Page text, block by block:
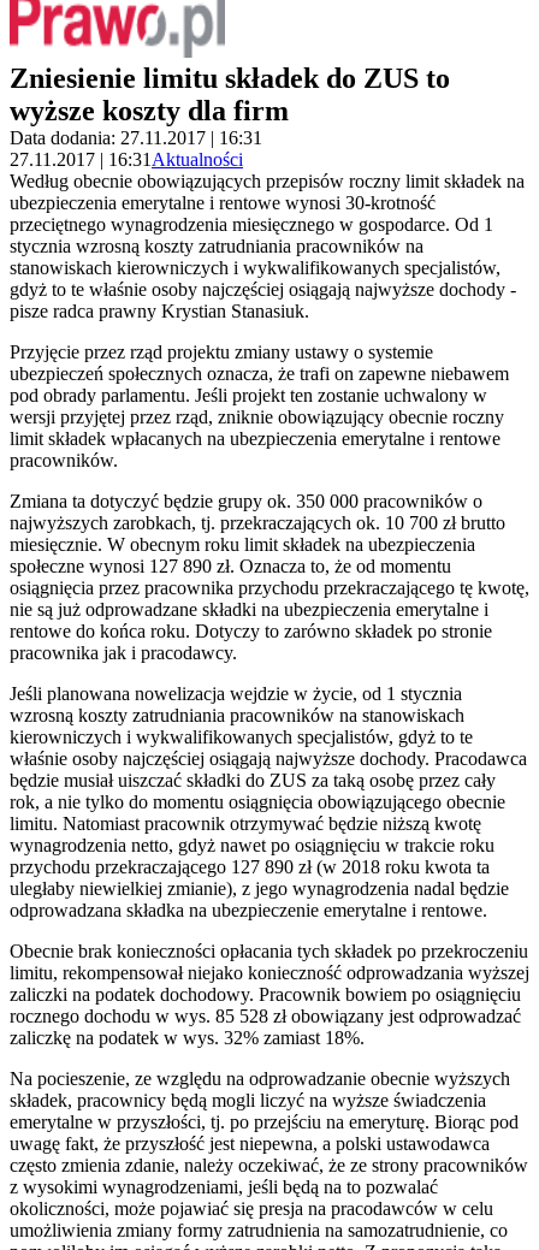
Zniesienie limitu składek do ZUS to
wyższe koszty dla firm
Data dodania: 27.11.2017 | 16:31
27.11.2017 | 16:31Aktualności
Według obecnie obowiązujących przepisów roczny limit składek na
ubezpieczenia emerytalne i rentowe wynosi 30-krotność
przeciętnego wynagrodzenia miesięcznego w gospodarce. Od 1
stycznia wzrosną koszty zatrudniania pracowników na
stanowiskach kierowniczych i wykwalifikowanych specjalistów,
gdyż to te właśnie osoby najczęściej osiągają najwyższe dochody -
pisze radca prawny Krystian Stanasiuk.
Przyjęcie przez rząd projektu zmiany ustawy o systemie
ubezpieczeń społecznych oznacza, że trafi on zapewne niebawem
pod obrady parlamentu. Jeśli projekt ten zostanie uchwalony w
wersji przyjętej przez rząd, zniknie obowiązujący obecnie roczny
limit składek wpłacanych na ubezpieczenia emerytalne i rentowe
pracowników.
Zmiana ta dotyczyć będzie grupy ok. 350 000 pracowników o
najwyższych zarobkach, tj. przekraczających ok. 10 700 zł brutto
miesięcznie. W obecnym roku limit składek na ubezpieczenia
społeczne wynosi 127 890 zł. Oznacza to, że od momentu
osiągnięcia przez pracownika przychodu przekraczającego tę kwotę,
nie są już odprowadzane składki na ubezpieczenia emerytalne i
rentowe do końca roku. Dotyczy to zarówno składek po stronie
pracownika jak i pracodawcy.
Jeśli planowana nowelizacja wejdzie w życie, od 1 stycznia
wzrosną koszty zatrudniania pracowników na stanowiskach
kierowniczych i wykwalifikowanych specjalistów, gdyż to te
właśnie osoby najczęściej osiągają najwyższe dochody. Pracodawca
będzie musiał uiszczać składki do ZUS za taką osobę przez cały
rok, a nie tylko do momentu osiągnięcia obowiązującego obecnie
limitu. Natomiast pracownik otrzymywać będzie niższą kwotę
wynagrodzenia netto, gdyż nawet po osiągnięciu w trakcie roku
przychodu przekraczającego 127 890 zł (w 2018 roku kwota ta
uległaby niewielkiej zmianie), z jego wynagrodzenia nadal będzie
odprowadzana składka na ubezpieczenie emerytalne i rentowe.
Obecnie brak konieczności opłacania tych składek po przekroczeniu
limitu, rekompensował niejako konieczność odprowadzania wyższej
zaliczki na podatek dochodowy. Pracownik bowiem po osiągnięciu
rocznego dochodu w wys. 85 528 zł obowiązany jest odprowadzać
zaliczkę na podatek w wys. 32% zamiast 18%.
Na pocieszenie, ze względu na odprowadzanie obecnie wyższych
składek, pracownicy będą mogli liczyć na wyższe świadczenia
emerytalne w przyszłości, tj. po przejściu na emeryturę. Biorąc pod
uwagę fakt, że przyszłość jest niepewna, a polski ustawodawca
często zmienia zdanie, należy oczekiwać, że ze strony pracowników
z wysokimi wynagrodzeniami, jeśli będą na to pozwalać
okoliczności, może pojawiać się presja na pracodawców w celu
umożliwienia zmiany formy zatrudnienia na samozatrudnienie, co